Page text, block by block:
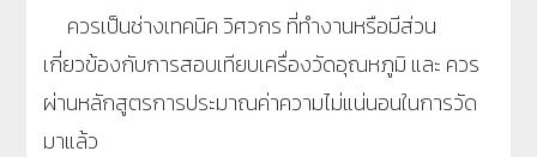
ควรเป็นช่างเทคนิค วิศวกร ที่ทำงานหรือมีส่วน
เกี่ยวข้องกับการสอบเทียบเครื่องวัดอุณหภูมิ และ ควร
ผ่านหลักสูตรการประมาณค่าความไม่แน่นอนในการวัด
มาแล้ว